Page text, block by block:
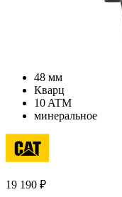
48 мм
Кварц
10 ATM
минеральное
19 190 ₽